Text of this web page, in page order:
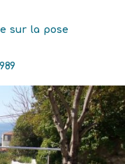
sur la pose